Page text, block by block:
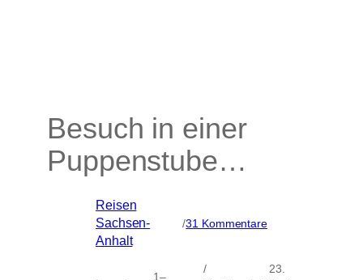
Besuch in einer
Puppenstube…
Reisen
Sachsen-
Anhalt
/31 Kommentarezu
einer
1–
/
23.